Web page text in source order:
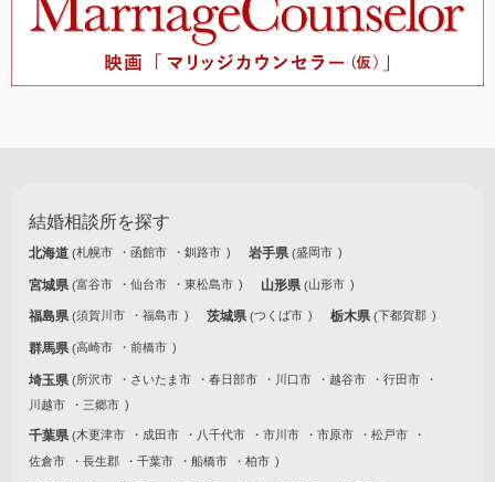
結婚相談所を探す
北海道 札幌市 函館市 釧路市 岩手県 盛岡市
宮城県 富谷市 仙台市 東松島市 山形県 山形市
福島県 須賀川市 福島市 茨城県 つくば市 栃木県 下都賀郡
群馬県 高崎市 前橋市
埼玉県 所沢市 さいたま市 春日部市 川口市 越谷市
行田市
川越市
三郷市
千葉県 木更津市 成田市 八千代市 市川市 市原市
松戸市
佐倉市
長生郡 千葉市 船橋市 柏市